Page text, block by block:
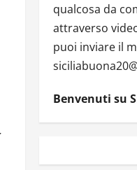
qualcosa da
attraverso
puoi inviare il
Benvenuti su